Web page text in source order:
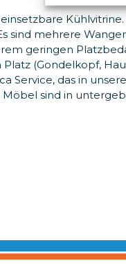
Kühlvitrine.
sind mehrere
geringen
Platz (Gondelkopf,
Service, das in
sind in